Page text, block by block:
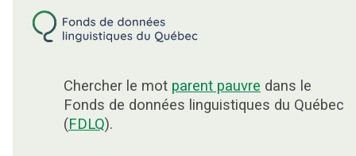
Chercher le mot parent pauvre dans le
Fonds de données linguistiques du Québec
(FDLQ).